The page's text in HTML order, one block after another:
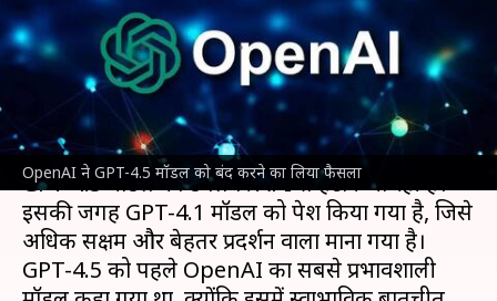
OpenAI ने GPT-4.5 मॉडल को बंद करने का लिया फैसला
लेखन बिश्वजीत कुमार Apr 15, 2025 10:01 am
क्या है खबर?
आर्टिफिशियल इंटेलिजेंस(AI) कंपनीOpenAIअपने
GPT-4.5 मॉडल को डेवलपर API से हटाने जा रही है।
इसकी जगह GPT-4.1 मॉडल को पेश किया गया है, जिसे
अधिक सक्षम और बेहतर प्रदर्शन वाला माना गया है।
GPT-4.5 को पहले OpenAI का सबसे प्रभावशाली